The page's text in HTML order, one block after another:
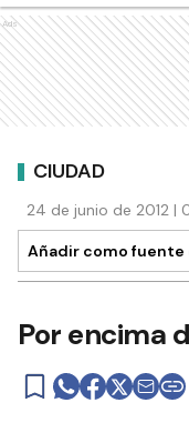
Ads
CIUDAD
24 de junio de 2012 |
Añadir como fuente
Por encima